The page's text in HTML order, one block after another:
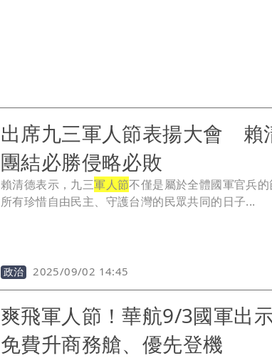
出席九三軍人節表揚大會 賴
團結必勝侵略必敗
賴清德表示，九三軍人節不僅是屬於全體國軍官兵
所有珍惜自由民主、守護台灣的民眾共同的日子...
政治 2025/09/02 14:45
爽飛軍人節！華航9/3國軍出
免費升商務艙、優先登機